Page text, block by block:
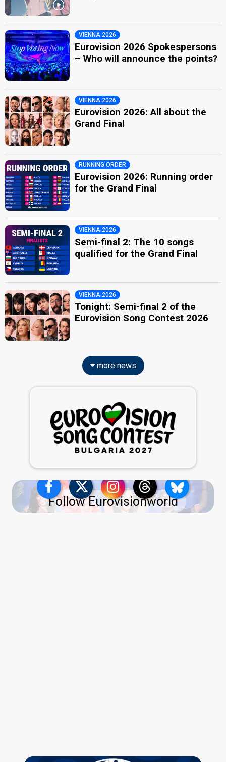
VIENNA 2026
Eurovision 2026 Spokespersons
– Who will announce the points?
VIENNA 2026
Eurovision 2026: All about the
Grand Final
RUNNING ORDER
Eurovision 2026: Running order
for the Grand Final
VIENNA 2026
Semi-final 2: The 10 songs
qualified for the Grand Final
VIENNA 2026
Tonight: Semi-final 2 of the
Eurovision Song Contest 2026
more news
Follow Eurovisionworld